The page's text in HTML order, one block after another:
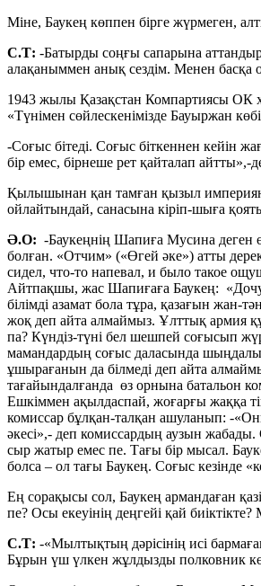
Міне, Баукең көппен бірге жүрмеген,
С.Т: -Батырды соңғы сапарына
алақаныммен анық сездім. Менен басқа
1943 жылы Қазақстан Компартиясы ОК
«Түнiмен сөйлескенiмiзде Бауыржан
-Соғыс бiтедi. Соғыс бiткен­нен кейiн
бiр емес, бiрнеше рет қайталап айтты»,-
Қылышынан қан тамған қызыл
ойлайтындай, санасына кіріп-шыға
Ә.О: -Баукеңнің Шапиға Мусина деген
болған. «Отчим» («Өгей әке») атты
сидел, что-то напевал, и было такое
Айтпақшы, жас Шапиғаға Баукең:
білімді азамат бола тұра, қазағын жан-
жоқ деп айта алмаймыз. Ұлттық армия
па? Күндіз-түні бел шешпей соғысып
мамандардың соғыс даласында
ұшырағанын да білмеді деп айта
тағайындалғанда өз орнына батальон
Ешкіммен ақылдаспай, жоғарғы жаққа
комиссар бұлқан-талқан ашуланып: -
әкесі»,- деп комиссардың аузын жабады.
сыр жатыр емес пе. Тағы бір мысал.
болса – ол тағы Баукең. Соғыс кезінде
Ең сорақысы сол, Баукең армандаған
пе? Осы екеуінің деңгейі қай
С.Т: -«Мылтықтың дәрісінің исі
Бұрын үш үлкен жұлдызды полковник